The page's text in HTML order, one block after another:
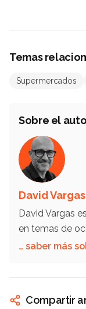
Temas
Supermercados
Sobre el
David Vargas
David Vargas
en temas de
… saber más
Compartir